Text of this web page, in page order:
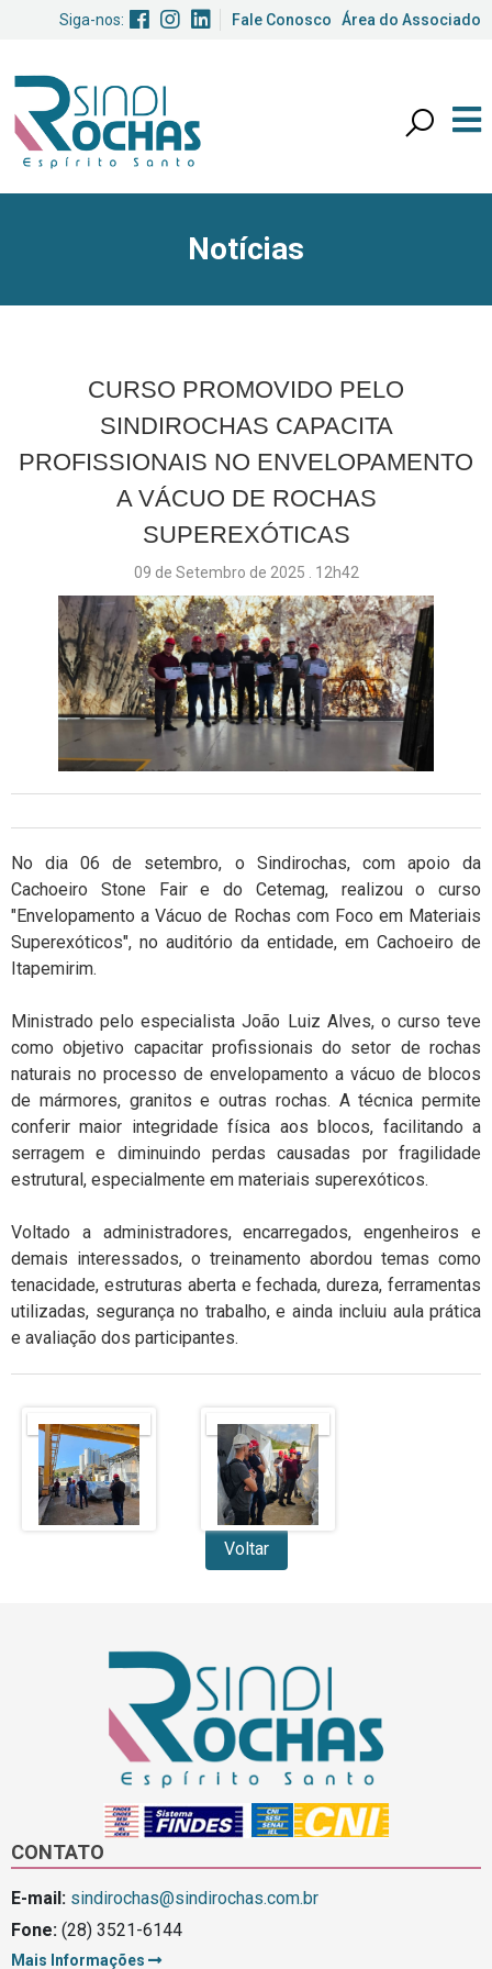
Siga-nos: Fale Conosco Área do Associado
Notícias
CURSO PROMOVIDO PELO
SINDIROCHAS CAPACITA
PROFISSIONAIS NO ENVELOPAMENTO
A VÁCUO DE ROCHAS
SUPEREXÓTICAS
09 de Setembro de 2025 . 12h42
No dia 06 de setembro, o Sindirochas, com apoio da
Cachoeiro Stone Fair e do Cetemag, realizou o curso
"Envelopamento a Vácuo de Rochas com Foco em Materiais
Superexóticos", no auditório da entidade, em Cachoeiro de
Itapemirim.
Ministrado pelo especialista João Luiz Alves, o curso teve
como objetivo capacitar profissionais do setor de rochas
naturais no processo de envelopamento a vácuo de blocos
de mármores, granitos e outras rochas. A técnica permite
conferir maior integridade física aos blocos, facilitando a
serragem e diminuindo perdas causadas por fragilidade
estrutural, especialmente em materiais superexóticos.
Voltado a administradores, encarregados, engenheiros e
demais interessados, o treinamento abordou temas como
tenacidade, estruturas aberta e fechada, dureza, ferramentas
utilizadas, segurança no trabalho, e ainda incluiu aula prática
e avaliação dos participantes.
Voltar
CONTATO
E-mail: sindirochas@sindirochas.com.br
Fone: (28) 3521-6144
Mais Informações